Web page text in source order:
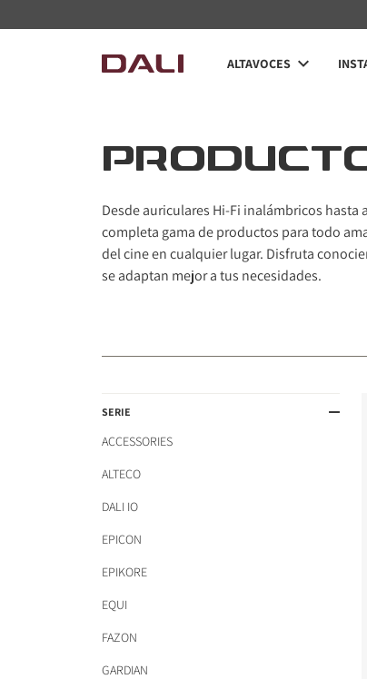
ALTAVOCES
Desde auriculares Hi-Fi inalámbricos hasta
completa gama de productos para todo
del cine en cualquier lugar. Disfruta
se adaptan mejor a tus necesidades.
SERIE
ACCESSORIES
ALTECO
DALI IO
EPICON
EPIKORE
EQUI
FAZON
GARDIAN